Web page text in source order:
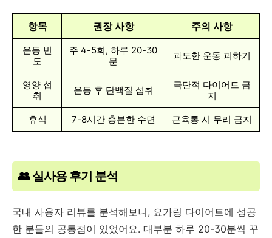
항목 권장 사항 주의 사항
운동 빈
도
주 4-5회, 하루 20-30
분
과도한 운동 피하기
영양 섭
취
운동 후 단백질 섭취
극단적 다이어트 금
지
휴식 7-8시간 충분한 수면 근육통 시 무리 금지
👥 실사용 후기 분석
국내 사용자 리뷰를 분석해보니, 요가링 다이어트에 성공
한 분들의 공통점이 있었어요. 대부분 하루 20-30분씩 꾸